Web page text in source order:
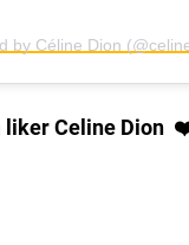
by Céline Dion
liker Celine Dion